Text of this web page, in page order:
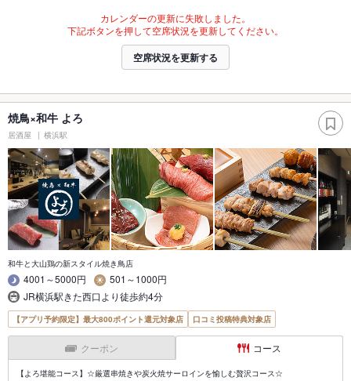
カレンダーの更新に失敗しました。
下記ボタンを押して空席状況を更新してください。
空席状況を更新する
焼鳥×和牛 よろ
居酒屋 横浜駅
和牛と大山鶏の新スタイル焼き鳥店
4001～5000円
501～1000円
JR横浜駅きた西口より徒歩約4分
【アプリ予約限定】最大800ポイント還元対象店 口コミ投稿特典対象店
クーポン コース
【よろ堪能コース】☆厳選串焼きや炭火焼サーロインを愉しむ贅沢コース☆